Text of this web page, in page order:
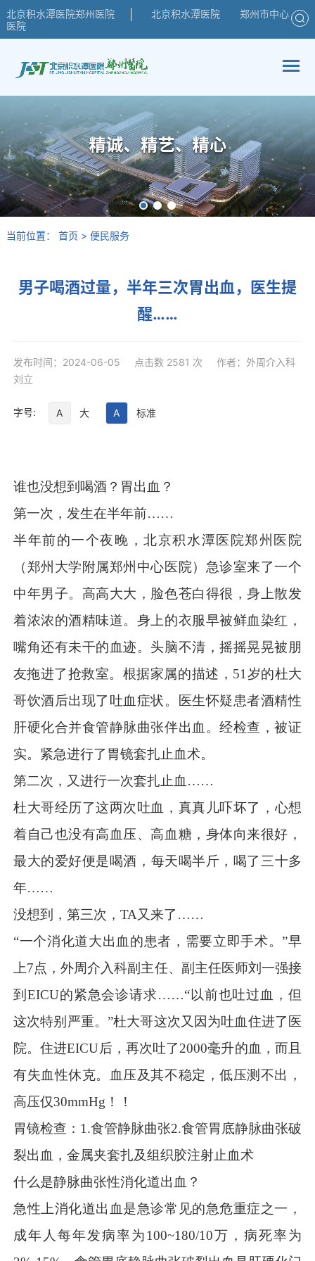
北京积水潭医院郑州医院 北京积水潭医院
郑州市中心
医院
当前位置： 首页 > 便民服务
男子喝酒过量，半年三次胃出血，医生提
醒……
发布时间：2024-06-05 点击数 2581 次 作者：外周介入科
刘立
字号: A 大 A 标准
谁也没想到喝酒？胃出血？
第一次 ， 发生在半年前……
半年前的一个夜晚，北京积水潭医院郑州医院
（郑州大学附属郑州中心医院）急诊室来了一个
中年男子。高高大大，脸色苍白得很，身上散发
着浓浓的酒精味道。身上的衣服早被鲜血染红，
嘴角还有未干的血迹。头脑不清，摇摇晃晃被朋
友拖进了抢救室。根据家属的描述，51岁的杜大
哥饮酒后出现了吐血症状。医生怀疑患者酒精性
肝硬化合并食管静脉曲张伴出血。经检查，被证
实。紧急进行了胃镜套扎止血术。
第二次 ， 又进行一次套扎止血 ……
杜大哥经历了这两次吐血 ， 真真儿吓坏了 ，心想
着自己也没有高血压、高血糖 ， 身体向来很好 ，
最大的爱好便是喝酒 ， 每天喝半斤 ， 喝了三十多
年……
没想到
， 第三次 ， TA又来了 ……
“一个消化道大出血的患者，需要立即手术。”早
上7点，外周介入科副主任、副主任医师刘一强接
到EICU的紧急会诊请求……“以前也吐过血，但
这次特别严重。”杜大哥这次又因为吐血住进了医
院。住进EICU后，再次吐了2000毫升的血，而且
有失血性休克。血压及其不稳定，低压测不出，
高压仅30mmHg！！
胃镜检查：1.食管静脉曲张2.食管胃底静脉曲张破
裂出血，金属夹套扎及组织胶注射止血术
什么是静脉曲张性消化道出血 ？
急性上消化道出血是急诊常见的急危重症之一，
成年人每年发病率为100~180/10万，病死率为